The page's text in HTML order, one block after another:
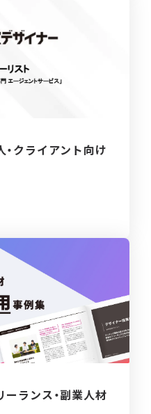
クライアント向け
ランス・副業人材